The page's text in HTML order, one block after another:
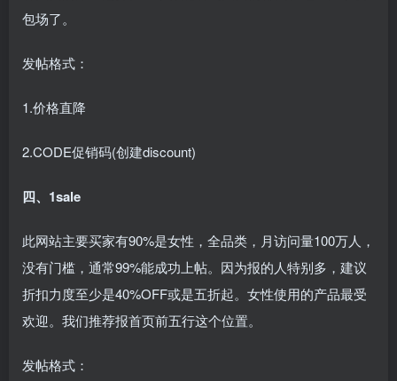
包场了。
发帖格式：
1.价格直降
2.CODE促销码(创建discount)
四、1sale
此网站主要买家有90%是女性，全品类，月访问量100万人，
没有门槛，通常99%能成功上帖。因为报的人特别多，建议
折扣力度至少是40%OFF或是五折起。女性使用的产品最受
欢迎。我们推荐报首页前五行这个位置。
发帖格式：